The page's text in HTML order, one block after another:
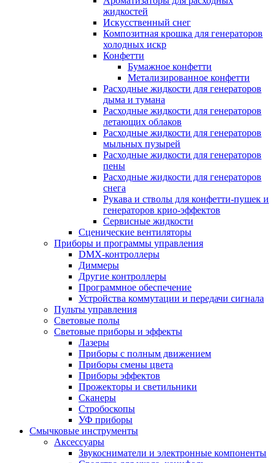
жидкостей
Искусственный снег
Композитная крошка для генераторов
холодных искр
Конфетти
Бумажное конфетти
Метализированное конфетти
Расходные жидкости для генераторов
дыма и тумана
Расходные жидкости для генераторов
летающих облаков
Расходные жидкости для генераторов
мыльных пузырей
Расходные жидкости для генераторов
пены
Расходные жидкости для генераторов
снега
Рукава и стволы для конфетти-пушек и
генераторов крио-эффектов
Сервисные жидкости
Сценические вентиляторы
Приборы и программы управления
DMX-контроллеры
Диммеры
Другие контроллеры
Программное обеспечение
Устройства коммутации и передачи сигнала
Пульты управления
Световые полы
Световые приборы и эффекты
Лазеры
Приборы с полным движением
Приборы смены цвета
Приборы эффектов
Прожекторы и светильники
Сканеры
Стробоскопы
УФ приборы
Смычковые инструменты
Аксессуары
Звукосниматели и электронные компоненты